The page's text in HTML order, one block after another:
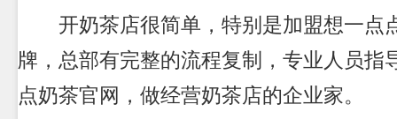
开奶茶店很简单，特别是加盟想一点
牌，总部有完整的流程复制，专业人员指
点奶茶官网，做经营奶茶店的企业家。